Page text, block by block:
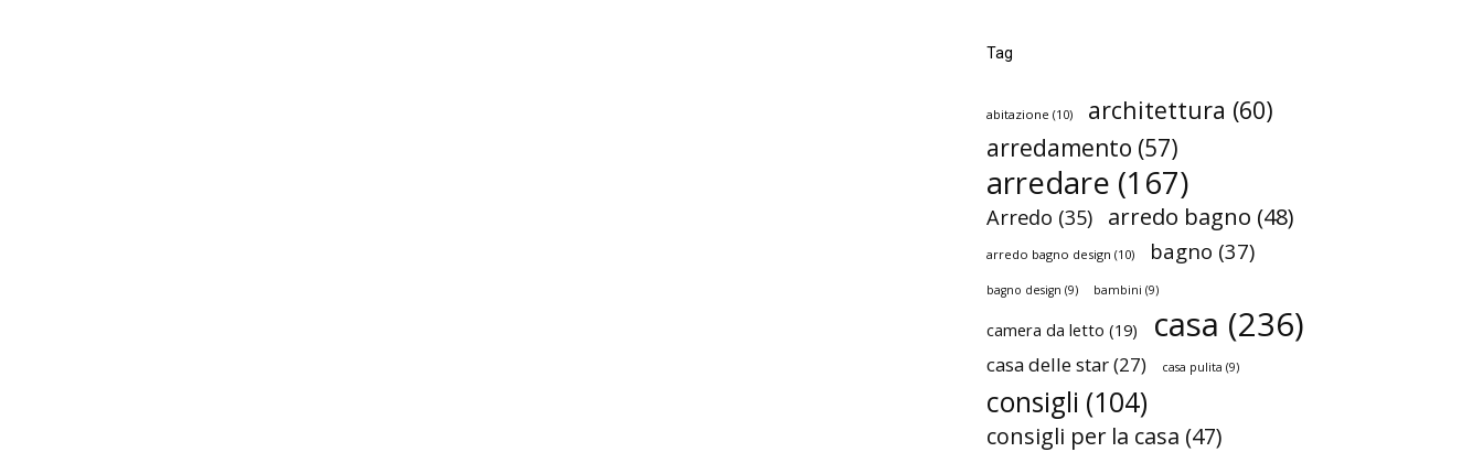
Tag
abitazione (10) architettura (60)
arredamento (57)
arredare (167)
Arredo (35) arredo bagno (48)
arredo bagno design (10) bagno (37)
bagno design (9) bambini (9)
camera da letto (19) casa (236)
casa delle star(27) casa pulita (9)
consigli (104)
consigli per la casa (47)